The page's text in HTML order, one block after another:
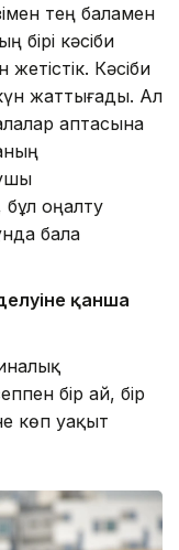
тең баламен
бірі кәсіби
Кәсіби
жаттығады. Ал
аптасына
бұл оңалту
бала
қанша
бір ай, бір
көп уақыт